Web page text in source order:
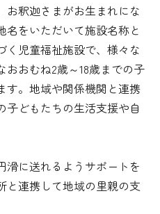
お釈迦さまがお生まれにな
名をいただいて施設名称と
く児童福祉施設で、様々な
おむね2歳～18歳までの子
す。地域や関係機関と連携
子どもたちの生活支援や自
滑に送れるようサポートを
と連携して地域の里親の支